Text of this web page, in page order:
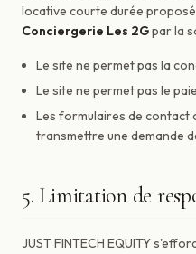
locative courte durée
Conciergerie Les 2Gpar la
Le site ne permet pas la
Le site ne permet pas le
Les formulaires de contact
transmettre une demande
5. Limitation de
JUST FINTECH EQUITY